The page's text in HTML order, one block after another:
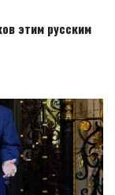
этим русским